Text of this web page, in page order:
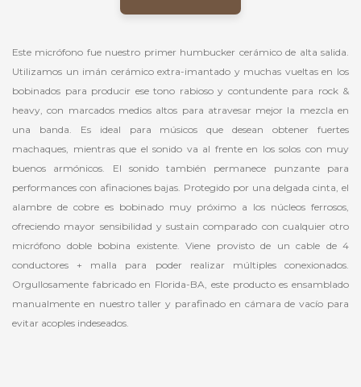
Este micrófono fue nuestro primer humbucker cerámico de alta salida.
Utilizamos un imán cerámico extra-imantado y muchas vueltas en los
bobinados para producir ese tono rabioso y contundente para rock &
heavy, con marcados medios altos para atravesar mejor la mezcla en
una banda. Es ideal para músicos que desean obtener fuertes
machaques, mientras que el sonido va al frente en los solos con muy
buenos armónicos. El sonido también permanece punzante para
performances con afinaciones bajas. Protegido por una delgada cinta, el
alambre de cobre es bobinado muy próximo a los núcleos ferrosos,
ofreciendo mayor sensibilidad y sustain comparado con cualquier otro
micrófono doble bobina existente. Viene provisto de un cable de 4
conductores + malla para poder realizar múltiples conexionados.
Orgullosamente fabricado en Florida-BA, este producto es ensamblado
manualmente en nuestro taller y parafinado en cámara de vacío para
evitar acoples indeseados.